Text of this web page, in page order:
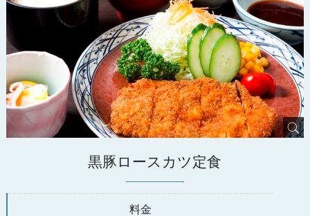
黒豚ロースカツ定食
料金